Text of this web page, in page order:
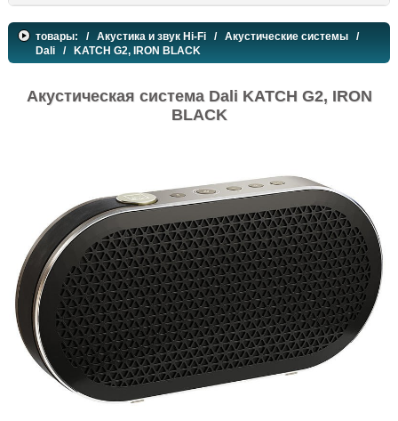
товары: / Акустика и звук Hi-Fi / Акустические системы /
Dali / KATCH G2, IRON BLACK
Акустическая система Dali KATCH G2, IRON
BLACK